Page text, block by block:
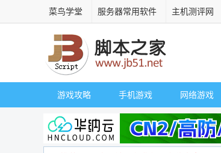
菜鸟学堂 服务器常用软件 主机测评网
游戏攻略 手机游戏 网络游戏